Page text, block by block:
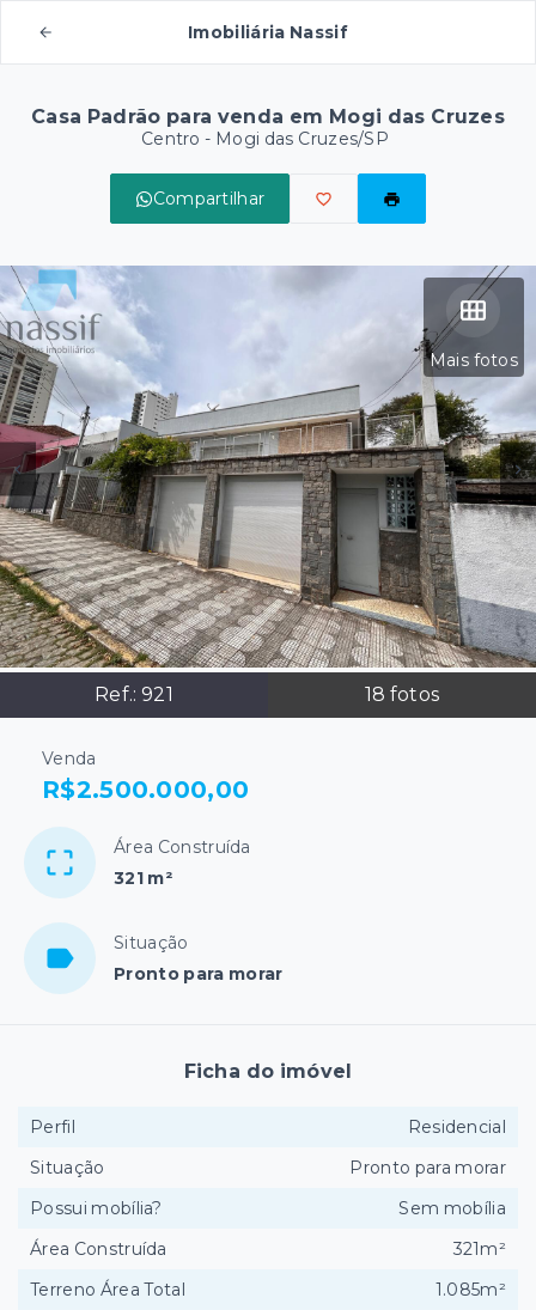
Imobiliária Nassif
Casa Padrão para venda em Mogi das Cruzes
Centro - Mogi das Cruzes/SP
Compartilhar
Mais fotos
Ref.:921 18 fotos
Venda
R$2.500.000,00
Área Construída
321 m²
Situação
Pronto para morar
Ficha do imóvel
Perfil
Residencial
Situação
Pronto para morar
Possui mobília?
Sem mobília
Área Construída
321m²
Terreno Área Total
1.085m²